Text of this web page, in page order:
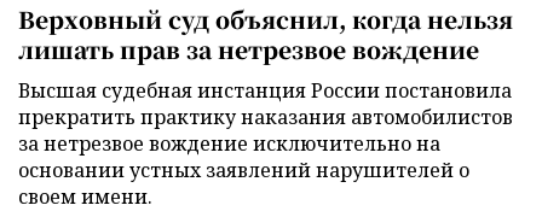
Верховный суд объяснил, когда нельзя
лишать прав за нетрезвое вождение
Высшая судебная инстанция России постановила
прекратить практику наказания автомобилистов
за нетрезвое вождение исключительно на
основании устных заявлений нарушителей о
своем имени.